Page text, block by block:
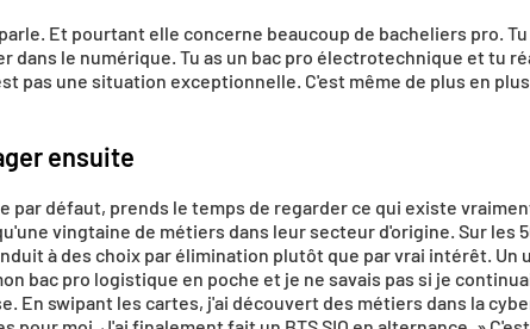
Et pourtant elle concerne beaucoup de bacheliers pro.
dans le numérique. Tu as un bac pro électrotechnique et tu
pas une situation exceptionnelle. C'est même de plus en
ensuite
par défaut, prends le temps de regarder ce qui existe
vingtaine de métiers dans leur secteur d'origine. Sur les
à des choix par élimination plutôt que par vrai intérêt. Un
bac pro logistique en poche et je ne savais pas si je
En swipant les cartes, j'ai découvert des métiers dans la